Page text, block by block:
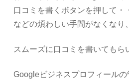
口コミを書くボタンを押して・
などの煩わしい手間がなくなり、
スムーズに口コミを書いてもら
Googleビジネスプロフィール